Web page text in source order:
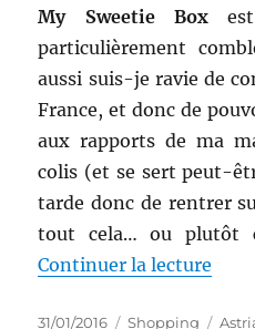
My Sweetie Boxest
particulièrement
aussi suis-je ravie de
France, et donc de
aux rapports de ma
colis (et se sert peut-
tarde donc de rentrer
tout cela… ou plutôt
Continuer la lecture
Publié
31/01/2016 Catégories
Shopping